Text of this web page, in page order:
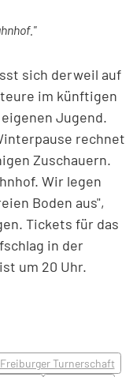
sich derweil auf
im künftigen
Jugend.
rechnet
Zuschauern.
Wir legen
Boden aus",
Tickets für das
in der
um 20 Uhr.
Freiburger Turnerschaft